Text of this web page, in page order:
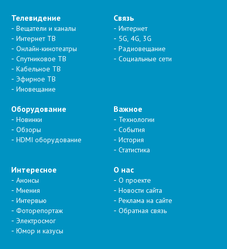
Телевидение
Вещатели и каналы
Интернет ТВ
Онлайн-кинотеатры
Спутниковое ТВ
Кабельное ТВ
Эфирное ТВ
Иновещание
Связь
Интернет
5G, 4G, 3G
Радиовещание
Социальные сети
Оборудование
Новинки
Обзоры
HDMI оборудование
Важное
Технологии
События
История
Статистика
Интересное
Анонсы
Мнения
Интервью
Фоторепортаж
Электросмог
Юмор и казусы
О нас
О проекте
Новости сайта
Реклама на сайте
Обратная связь